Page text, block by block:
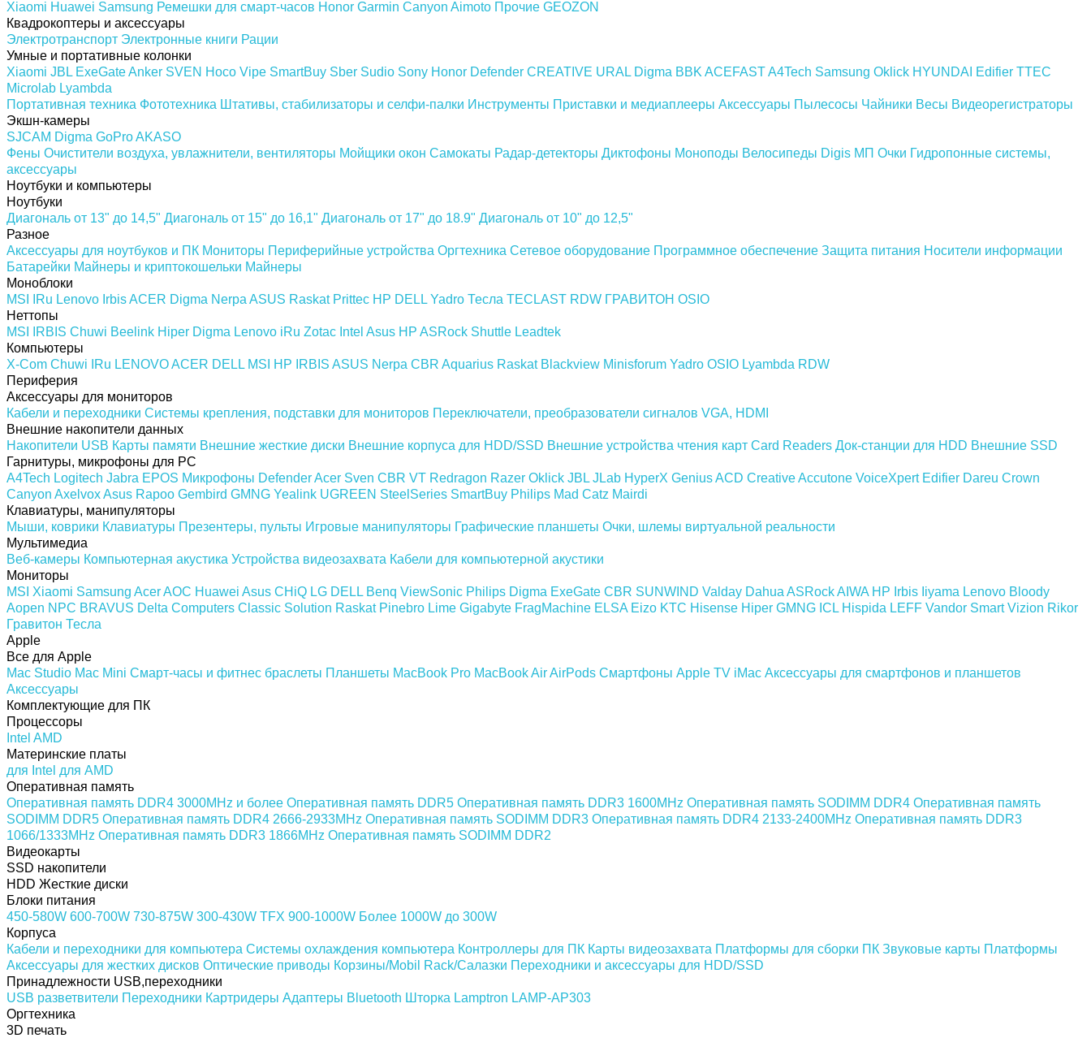
Xiaomi Huawei Samsung Ремешки для смарт-часов Honor Garmin Canyon Aimoto Прочие GEOZON
Квадрокоптеры и аксессуары
Электротранспорт Электронные книги Рации
Умные и портативные колонки
Xiaomi JBL ExeGateAnker SVEN Hoco Vipe SmartBuy Sber Sudio Sony Honor Defender CREATIVE URAL Digma BBK ACEFASTA4Tech Samsung Oklick HYUNDAI Edifier TTEC
Microlab Lyambda
Портативная техника Фототехника Штативы, стабилизаторы и селфи-палки Инструменты Приставки и медиаплееры Аксессуары Пылесосы Чайники Весы Видеорегистраторы
Экшн-камеры
SJCAM Digma GoProAKASO
Фены Очистители воздуха, увлажнители, вентиляторы Мойщики окон Самокаты Радар-детекторы Диктофоны Моноподы Велосипеды Digis МП Очки Гидропонные системы,
аксессуары
Ноутбуки и компьютеры
Ноутбуки
Диагональ от 13" до 14,5" Диагональ от 15" до 16,1" Диагональ от 17" до 18.9" Диагональ от 10" до 12,5"
Разное
Аксессуары для ноутбуков и ПК Мониторы Периферийные устройства Оргтехника Сетевое оборудование Программное обеспечение Защита питания Носители информации
Батарейки Майнеры и криптокошельки Майнеры
Моноблоки
MSI
IRu Lenovo IrbisACER Digma Nerpa ASUS Raskat Prittec HP DELL Yadro Тесла TECLAST RDW ГРАВИТОН OSIO
Неттопы
MSI
IRBIS Chuwi Beelink Hiper Digma Lenovo iRu Zotac Intel Asus HP ASRock Shuttle Leadtek
Компьютеры
X-Com Chuwi IRu LENOVOACER DELL MSI HP IRBIS ASUS Nerpa CBR Aquarius Raskat Blackview Minisforum Yadro OSIO Lyambda RDW
Периферия
Аксессуары для мониторов
Кабели и переходники Системы крепления, подставки для мониторов Переключатели, преобразователи сигналов VGA, HDMI
Внешние накопители данных
Накопители USB Карты памяти Внешние жесткие диски Внешние корпуса для HDD/SSD Внешние устройства чтения карт Card Readers Док-станции для HDD Внешние SSD
Гарнитуры, микрофоны для PC
A4Tech Logitech Jabra EPOS Микрофоны DefenderAcer Sven CBR VT Redragon Razer Oklick JBL JLab HyperX GeniusACD CreativeAccutone VoiceXpert Edifier Dareu Crown
Canyon AxelvoxAsus Rapoo Gembird GMNG Yealink UGREEN SteelSeries SmartBuy Philips Mad Catz Mairdi
Клавиатуры, манипуляторы
Мыши, коврики Клавиатуры Презентеры, пульты Игровые манипуляторы Графические планшеты Очки, шлемы виртуальной реальности
Мультимедиа
Веб-камеры Компьютерная акустика Устройства видеозахвата Кабели для компьютерной акустики
Мониторы
MSI Xiaomi Samsung AcerAOC Huawei Asus CHiQ LG DELL Benq ViewSonic Philips Digma ExeGate CBR SUNWIND Valday Dahua ASRockAIWA HP Irbis Iiyama Lenovo Bloody
Aopen NPC BRAVUS Delta Computers Classic Solution Raskat Pinebro Lime Gigabyte FragMachine ELSA Eizo KTC Hisense Hiper GMNG ICL Hispida LEFF Vandor Smart Vizion Rikor
Гравитон Тесла
Apple
Все для Apple
Mac Studio Mac Mini Смарт-часы и фитнес браслеты Планшеты MacBook Pro MacBook AirAirPods Смартфоны Apple TV iMac Аксессуары для смартфонов и планшетов
Аксессуары
Комплектующие для ПК
Процессоры
Intel AMD
Материнские платы
для Intel для AMD
Оперативная память
Оперативная память DDR4 3000MHz и более Оперативная память DDR5 Оперативная память DDR3 1600MHz Оперативная память SODIMM DDR4 Оперативная память
SODIMM DDR5 Оперативная память DDR4 2666-2933MHz Оперативная память SODIMM DDR3 Оперативная память DDR4 2133-2400MHz Оперативная память DDR3
1066/1333MHz Оперативная память DDR3 1866MHz Оперативная память SODIMM DDR2
Видеокарты
SSD накопители
HDD Жесткие диски
Блоки питания
450-580W 600-700W 730-875W 300-430W TFX 900-1000W Более 1000W до 300W
Корпуса
Кабели и переходники для компьютера Системы охлаждения компьютера Контроллеры для ПК Карты видеозахвата Платформы для сборки ПК Звуковые карты Платформы
Аксессуары для жестких дисков Оптические приводы Корзины/Mobil Rack/Салазки Переходники и аксессуары для HDD/SSD
Принадлежности USB,переходники
USB разветвители Переходники Картридеры Адаптеры Bluetooth Шторка Lamptron LAMP-AP303
Оргтехника
3D печать